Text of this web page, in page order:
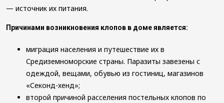
— источник их питания.
Причинами возникновения клопов в доме является:
миграция населения и путешествие их в
Средиземноморские страны. Паразиты завезены с
одеждой, вещами, обувью из гостиниц, магазинов
«Секонд-хенд»;
второй причиной расселения постельных клопов по